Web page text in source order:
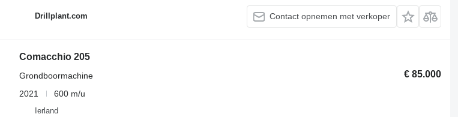
Drillplant.com Contact opnemen met verkoper
Comacchio 205
€ 85.000
Grondboormachine
2021
600 m/u
Ierland